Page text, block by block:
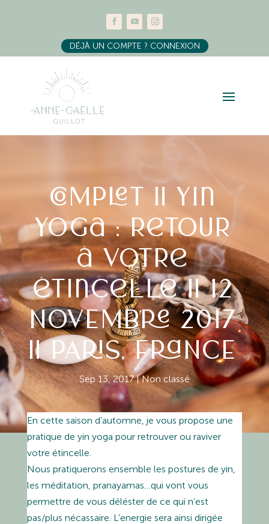
DÉJÀ UN COMPTE ? CONNEXION
COMPLET || Yin
yoga : retour
à votre
étincelle || 12
NOVEMBRE 2017
|| PARIS, FRANCE
Sep 13, 2017|Non classé
En cette saison d’automne, je vous propose une
pratique de yin yoga pour retrouver ou raviver
votre étincelle.
Nous pratiquerons ensemble les postures de yin,
les méditation, pranayamas…qui vont vous
permettre de vous déléster de ce qui n’est
pas/plus nécassaire. L’energie sera ainsi dirigée